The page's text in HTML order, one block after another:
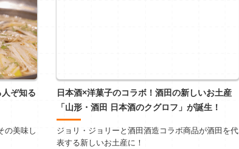
ぞ知る
の美味し
日本酒×洋菓子のコラボ！酒田の新しいお土産
「山形・酒田 日本酒のクグロフ」が誕生！
ジョリ・ジョリーと酒田酒造コラボ商品が酒田を代
表する新しいお土産に！